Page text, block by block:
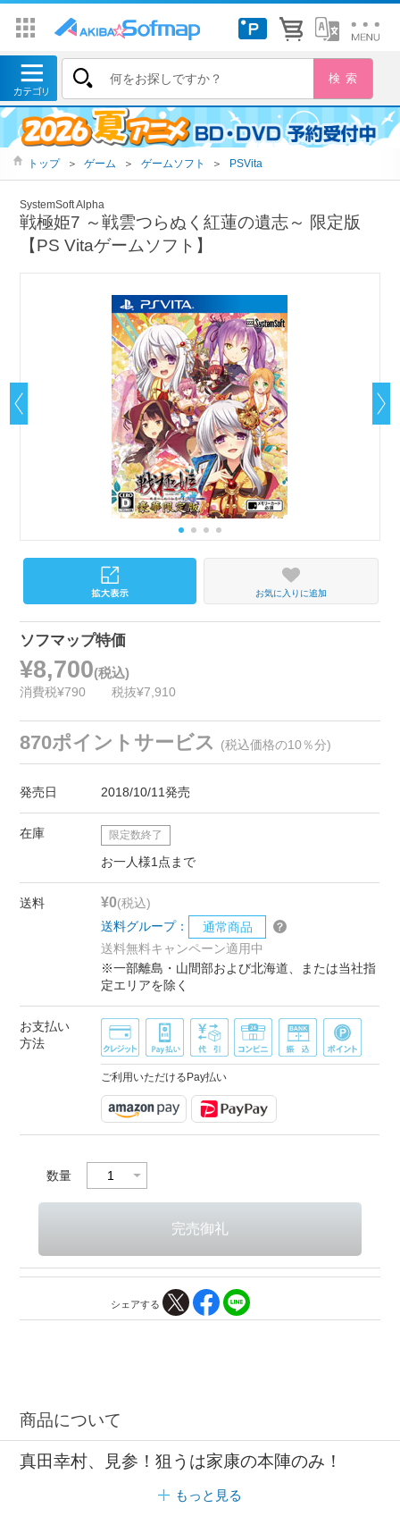
トップ ＞ ゲーム ＞ ゲームソフト ＞ PSVita
SystemSoft Alpha
戦極姫7 ～戦雲つらぬく紅蓮の遺志～ 限定版
【PS Vitaゲームソフト】
お気に入りに追加
ソフマップ特価
¥8,700(税込)
消費税¥790 税抜¥7,910
870ポイントサービス (税込価格の10％分)
発売日 2018/10/11発売
在庫 限定数終了
お一人様1点まで
送料 ¥0(税込)
送料グループ：
通常商品
送料無料キャンペーン適用中
※一部離島・山間部および北海道、または当社指
定エリアを除く
お支払い
方法
ご利用いただけるPay払い
数量
シェアする
商品について
真田幸村、見参！狙うは家康の本陣のみ！
もっと見る